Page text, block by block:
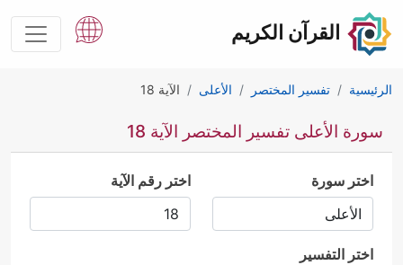
القرآن الكريم
الرئيسية تفسير المختصر الأعلى الآية 18
سورة الأعلى تفسير المختصر الآية 18
اختر سورة اختر رقم الآية
اختر التفسير